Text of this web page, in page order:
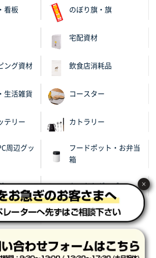
入れクリアファイル
いるので、データが残っている点が良か
スクメモ100P100枚
心できるから
ストリーム 05
300枚
日 16:39
ていて、満足していたから
客様
800枚
日 13:29
更できたのと価格。
看板 のぼり旗・旗
宅配資材
ング資材 飲食店消耗品
生活雑貨 コースター
テリー カトラリー
周辺グッ
フードポット・お弁当
箱
ー あったかグッズ
プライバシーポリシー
会社概要
×